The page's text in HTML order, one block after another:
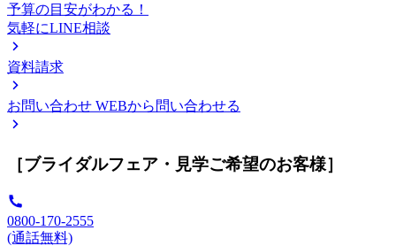
予算の目安がわかる！
気軽にLINE相談
資料請求
お問い合わせ WEBから問い合わせる
［ブライダルフェア・見学ご希望のお客様］
0800-170-2555
(通話無料)